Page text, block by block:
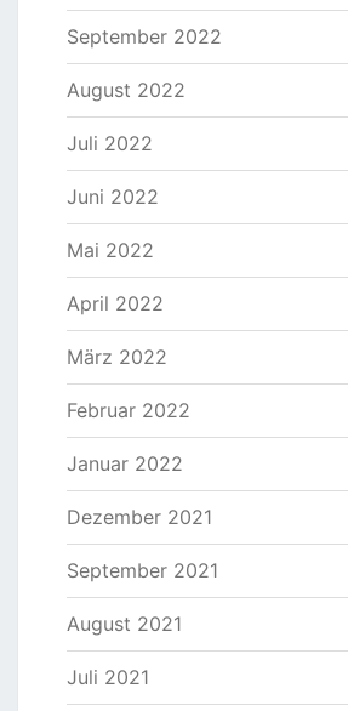
September 2022
August 2022
Juli 2022
Juni 2022
Mai 2022
April 2022
März 2022
Februar 2022
Januar 2022
Dezember 2021
September 2021
August 2021
Juli 2021